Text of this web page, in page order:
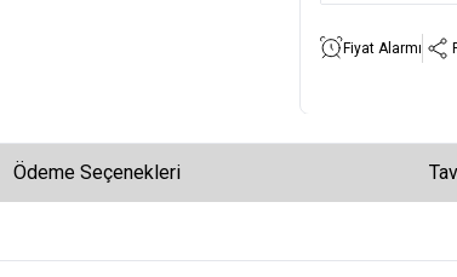
Fiyat Alarmı
Ödeme Seçenekleri